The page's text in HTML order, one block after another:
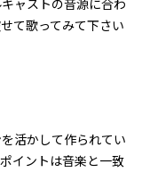
て歌ってみて下さい
活かして作られてい
イントは音楽と一致